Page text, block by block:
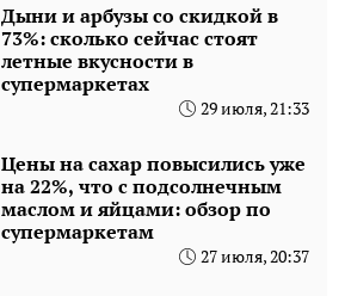
Дыни и арбузы со скидкой в
73%: сколько сейчас стоят
летные вкусности в
супермаркетах
29 июля, 21:33
Цены на сахар повысились уже
на 22%, что с подсолнечным
маслом и яйцами: обзор по
супермаркетам
27 июля, 20:37